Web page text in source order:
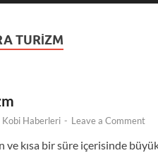
TURIZM
Kobi Haberleri - Leave a Comment
ve kısa bir süre içerisinde